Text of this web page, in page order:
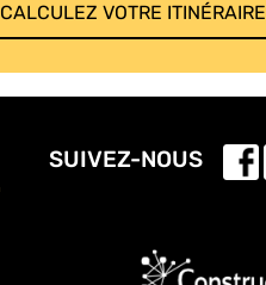
CALCULEZ VOTRE ITINÉRAIRE
SUIVEZ-NOUS